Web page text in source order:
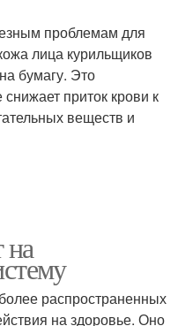
проблемам для
лица курильщиков
бумагу. Это
приток крови к
веществ и
на
распространенных
на здоровье. Оно